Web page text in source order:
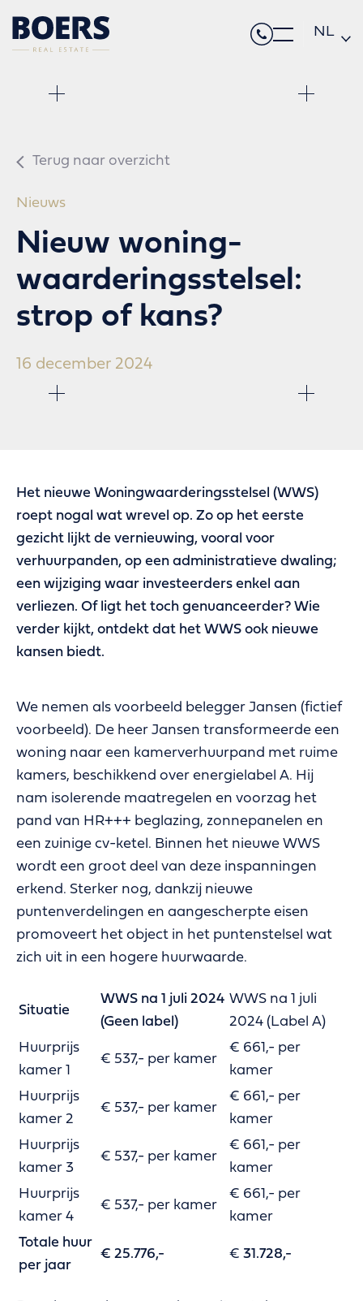
NL
Terug naar overzicht
Nieuws
Nieuw woning-
waarderingsstelsel:
strop of kans?
16 december 2024
Het nieuwe Woningwaarderingsstelsel (WWS)
roept nogal wat wrevel op. Zo op het eerste
gezicht lijkt de vernieuwing, vooral voor
verhuurpanden, op een administratieve dwaling;
een wijziging waar investeerders enkel aan
verliezen. Of ligt het toch genuanceerder? Wie
verder kijkt, ontdekt dat het WWS ook nieuwe
kansen biedt.
We nemen als voorbeeld belegger Jansen (fictief
voorbeeld). De heer Jansen transformeerde een
woning naar een kamerverhuurpand met ruime
kamers, beschikkend over energielabel A. Hij
nam isolerende maatregelen en voorzag het
pand van HR+++ beglazing, zonnepanelen en
een zuinige cv-ketel. Binnen het nieuwe WWS
wordt een groot deel van deze inspanningen
erkend. Sterker nog, dankzij nieuwe
puntenverdelingen en aangescherpte eisen
promoveert het object in het puntenstelsel wat
zich uit in een hogere huurwaarde.
Situatie
WWS na 1 juli 2024
(Geen label)
WWS na 1 juli
2024 (Label A)
Huurprijs
kamer 1
€ 537,- per kamer
€ 661,- per
kamer
Huurprijs
kamer 2
€ 537,- per kamer
€ 661,- per
kamer
Huurprijs
kamer 3
€ 537,- per kamer
€ 661,- per
kamer
Huurprijs
kamer 4
€ 537,- per kamer
€ 661,- per
kamer
Totale huur
per jaar
€ 25.776,- € 31.728,-